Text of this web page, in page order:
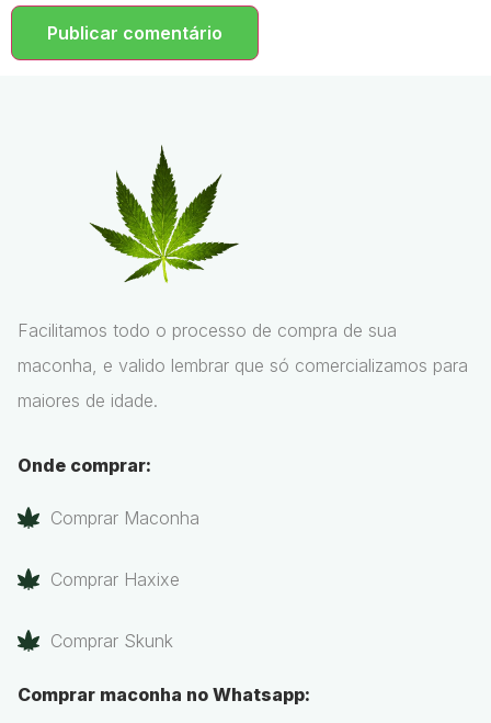
Facilitamos todo o processo de compra de sua
maconha, e valido lembrar que só comercializamos para
maiores de idade.
Onde comprar:
Comprar Maconha
Comprar Haxixe
Comprar Skunk
Comprar maconha no Whatsapp: